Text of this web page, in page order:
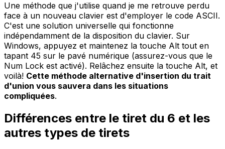
Une méthode que j'utilise quand je me retrouve perdu
face à un nouveau clavier est d'employer le code ASCII.
C'est une solution universelle qui fonctionne
indépendamment de la disposition du clavier. Sur
Windows, appuyez et maintenez la touche Alt tout en
tapant 45 sur le pavé numérique (assurez-vous que le
Num Lock est activé). Relâchez ensuite la touche Alt, et
voilà! Cette méthode alternative d'insertion du trait
d'union vous sauvera dans les situations
compliquées.
Différences entre le tiret du 6 et les
autres types de tirets